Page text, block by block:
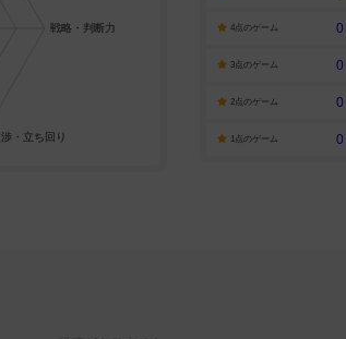
4点のゲーム 0
3点のゲーム 0
2点のゲーム 0
1点のゲーム 0